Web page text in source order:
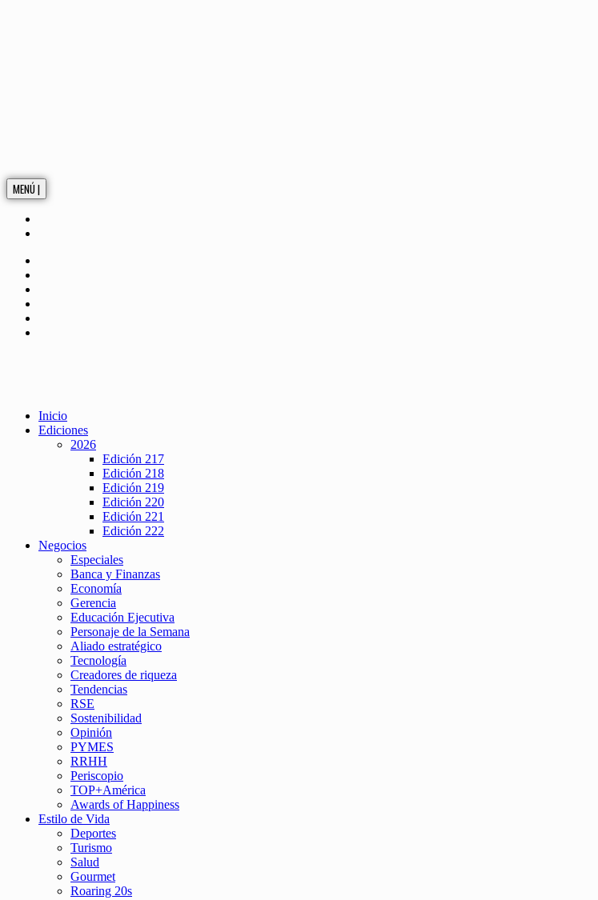
MENÚ |
Inicio
Ediciones
2026
Edición 217
Edición 218
Edición 219
Edición 220
Edición 221
Edición 222
Negocios
Especiales
Banca y Finanzas
Economía
Gerencia
Educación Ejecutiva
Personaje de la Semana
Aliado estratégico
Tecnología
Creadores de riqueza
Tendencias
RSE
Sostenibilidad
Opinión
PYMES
RRHH
Periscopio
TOP+América
Awards of Happiness
Estilo de Vida
Deportes
Turismo
Salud
Gourmet
Roaring 20s